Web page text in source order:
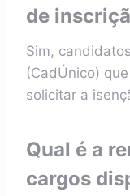
de
Sim,
(CadÚnico)
solicitar a
Qual é a
cargos